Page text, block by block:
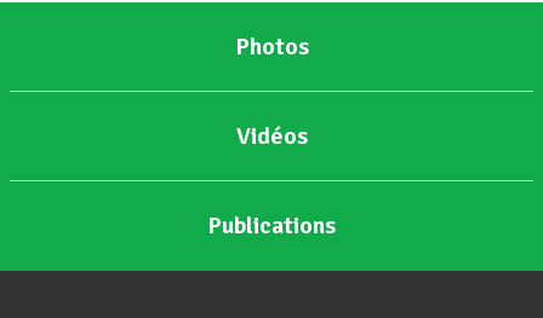
Photos
Vidéos
Publications